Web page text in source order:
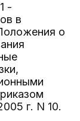
-
в
о
г. N 10.